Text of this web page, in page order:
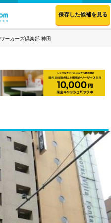
保存した候補を見る
ワーカーズ倶楽部 神田